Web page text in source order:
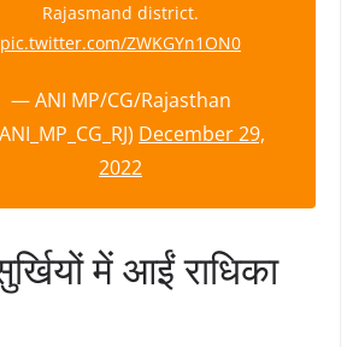
Rajasmand district.
pic.twitter.com/ZWKGYn1ON0
— ANI MP/CG/Rajasthan
December 29,
2022
में आईं राधिका